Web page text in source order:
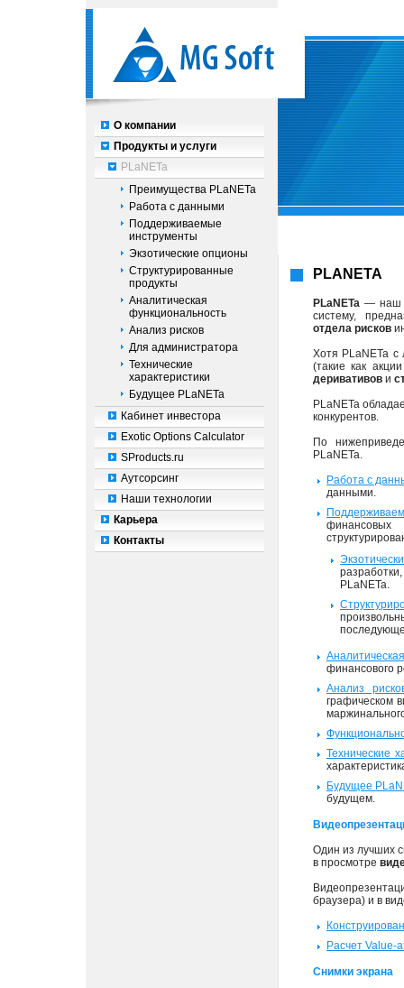
О компании
Продукты и услуги
PLaNETa
Преимущества PLaNETa
Работа с данными
Поддерживаемые
инструменты
Экзотические опционы
Структурированные
продукты
Аналитическая
функциональность
Анализ рисков
Для администратора
Технические
характеристики
Будущее PLaNETa
Кабинет инвестора
Exotic Options Calculator
SProducts.ru
Аутсорсинг
Наши технологии
Карьера
Контакты
PLANETA
PLaNETa — наш
систему,
отдела рисков
Хотя PLaNETa с
(такие как
деривативов и
PLaNETa
конкурентов.
По
PLaNETa.
Работа с
данными.
PLaNETa.
финансового
Анализ
графическом
Технические
Будущее
будущем.
Один из лучших
в просмотре
браузера) и в
Расчет Value-
Снимки экрана